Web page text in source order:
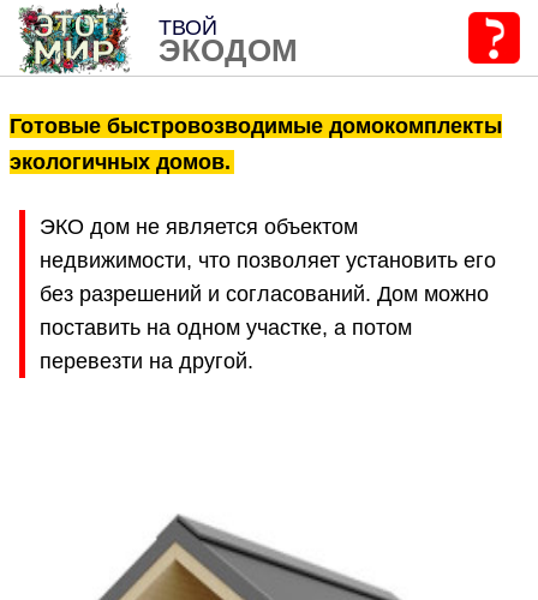
Готовые быстровозводимые домокомплекты
экологичных домов.
ЭКО дом не является объектом
недвижимости, что позволяет установить его
без разрешений и согласований. Дом можно
поставить на одном участке, а потом
перевезти на другой.
ТВОЙ
ЭКОДОМ